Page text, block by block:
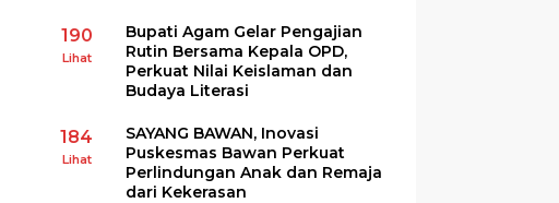
190
Lihat
Bupati Agam Gelar Pengajian
Rutin Bersama Kepala OPD,
Perkuat Nilai Keislaman dan
Budaya Literasi
184
Lihat
SAYANG BAWAN, Inovasi
Puskesmas Bawan Perkuat
Perlindungan Anak dan Remaja
dari Kekerasan